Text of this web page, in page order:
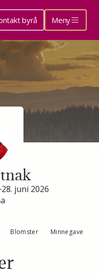
byrå Meny
28. juni 2026
Blomster Minnegave